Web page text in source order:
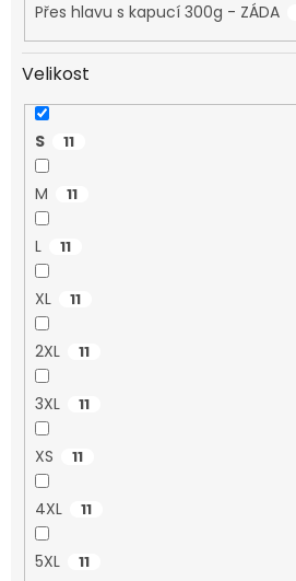
Přes hlavu s kapucí 300g - ZÁDA
Velikost
S 11
M 11
L 11
XL 11
2XL 11
3XL 11
XS 11
4XL 11
5XL 11